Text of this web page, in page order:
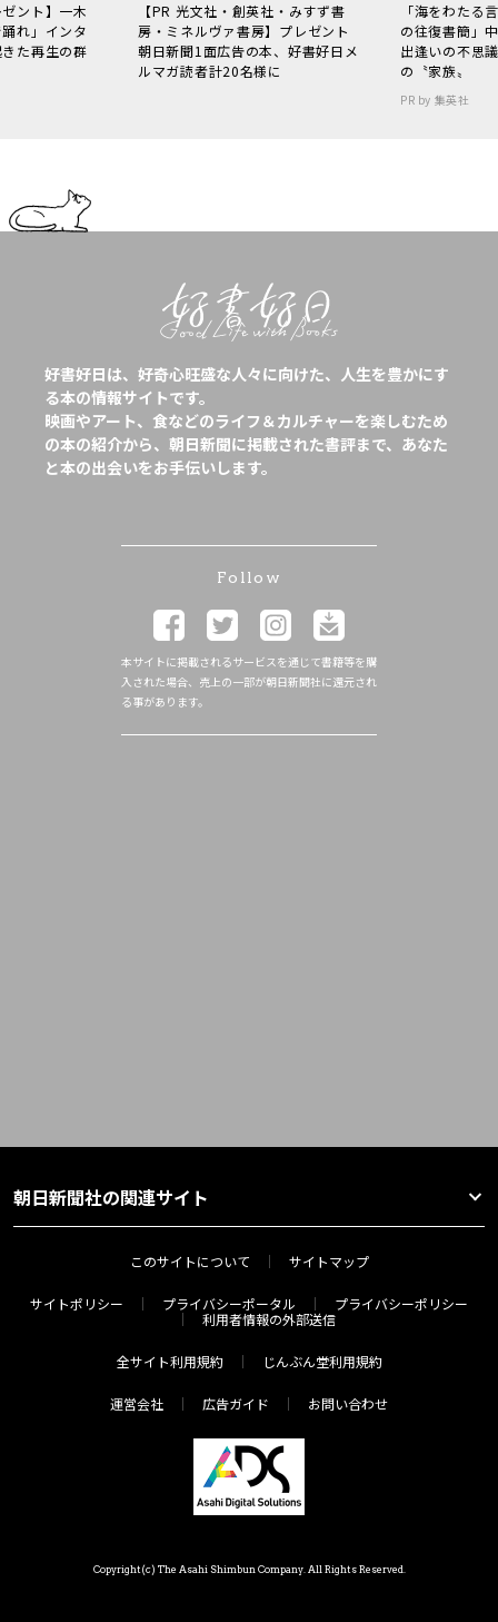
ント】一木
れ」インタ
た再生の群
【PR 光文社・創英社・みすず書
房・ミネルヴァ書房】プレゼント
朝日新聞1面広告の本、好書好日メ
ルマガ読者計20名様に
「海をわた
の往復書簡」
出逢いの不思
の〝家族〟
PR by 集英社
好書好日は、好奇心旺盛な人々に向けた、人生を豊かにす
る本の情報サイトです。
映画やアート、食などのライフ＆カルチャーを楽しむため
の本の紹介から、朝日新聞に掲載された書評まで、あなた
と本の出会いをお手伝いします。
Follow
本サイトに掲載されるサービスを通じて書籍等を購
入された場合、売上の一部が朝日新聞社に還元され
る事があります。
朝日新聞社の関連サイト
このサイトについて サイトマップ
サイトポリシー プライバシーポータル
プライバシーポリシー
利用者情報の外部送信
全サイト利用規約 じんぶん堂利用規約
運営会社 広告ガイド お問い合わせ
Copyright(c) The Asahi Shimbun Company. All Rights Reserved.